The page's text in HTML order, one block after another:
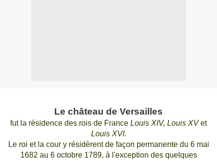
Le château de Versailles
fut la résidence des rois de France Louis XIV, Louis XVet
Louis XVI.
Le roi et la cour y résidèrent de façon permanente du 6 mai
1682 au 6 octobre 1789, à l'exception des quelques